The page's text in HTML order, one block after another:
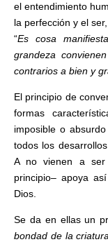
el entendimiento
la perfección y el
“Es cosa
grandeza
contrarios a bien y
El principio de
formas
imposible o
todos los
A no vienen a ser
principio– apoya
Dios.
Se da en ellas un
bondad de la